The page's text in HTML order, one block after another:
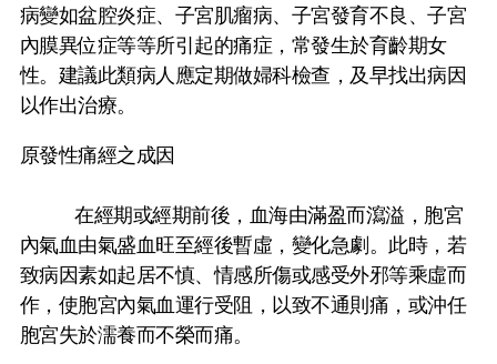
病變如盆腔炎症、子宮肌瘤病、子宮發育不良、子宮
內膜異位症等等所引起的痛症，常發生於育齡期女
性。建議此類病人應定期做婦科檢查，及早找出病因
以作出治療。
原發性痛經之成因
在經期或經期前後，血海由滿盈而瀉溢，胞宮
內氣血由氣盛血旺至經後暫虛，變化急劇。此時，若
致病因素如起居不慎、情感所傷或感受外邪等乘虛而
作，使胞宮內氣血運行受阻，以致不通則痛，或沖任
胞宮失於濡養而不榮而痛。